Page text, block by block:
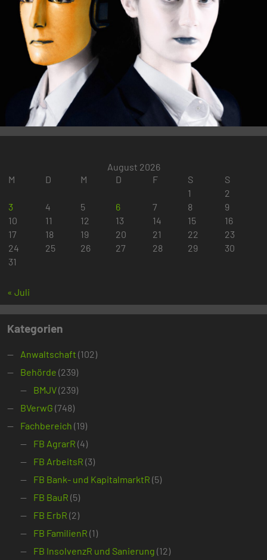
August 2026
M
D M D F S
S
1
2
3
4 5 6 7 8
9
10
11 12 13 14 15
16
17
18 19 20 21 22
23
24
25 26 27 28 29
30
31
« Juli
Kategorien
Anwaltschaft (102)
Behörde (239)
BMJV(239)
BVerwG (748)
Fachbereich (19)
FB AgrarR (4)
FB ArbeitsR (3)
FB Bank- und KapitalmarktR (5)
FB BauR (5)
FB ErbR (2)
FB FamilienR (1)
FB InsolvenzR und Sanierung (12)